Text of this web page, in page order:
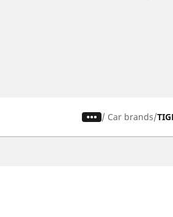
/ Car brands